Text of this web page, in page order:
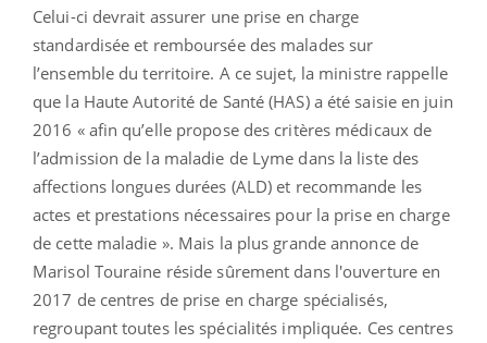
Celui-ci devrait assurer une prise en charge
standardisée et remboursée des malades sur
l’ensemble du territoire. A ce sujet, la ministre rappelle
que la Haute Autorité de Santé (HAS) a été saisie en juin
2016 « afin qu’elle propose des critères médicaux de
l’admission de la maladie de Lyme dans la liste des
affections longues durées (ALD) et recommande les
actes et prestations nécessaires pour la prise en charge
de cette maladie ». Mais la plus grande annonce de
Marisol Touraine réside sûrement dans l'ouverture en
2017 de centres de prise en charge spécialisés,
regroupant toutes les spécialités impliquée. Ces centres